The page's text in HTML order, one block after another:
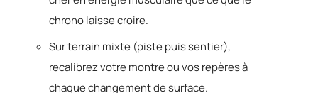
chrono laisse croire.
Sur terrain mixte (piste puis sentier),
recalibrez votre montre ou vos repères à
chaque changement de surface.